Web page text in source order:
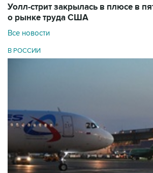
Уолл-стрит закрылась в плюсе в
о рынке труда США
Все новости
В РОССИИ